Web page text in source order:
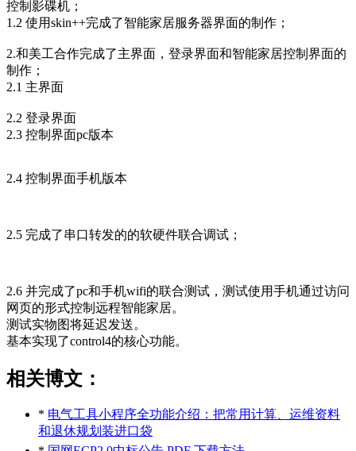
控制影碟机；
1.2 使用skin++完成了智能家居服务器界面的制作；
2.和美工合作完成了主界面，登录界面和智能家居控制界面的
制作；
2.1 主界面
2.2 登录界面
2.3 控制界面pc版本
2.4 控制界面手机版本
2.5 完成了串口转发的的软硬件联合调试；
2.6 并完成了pc和手机wifi的联合测试，测试使用手机通过访问
网页的形式控制远程智能家居。
测试实物图将延迟发送。
基本实现了control4的核心功能。
相关博文：
* 电气工具小程序全功能介绍：把常用计算、运维资料
和退休规划装进口袋